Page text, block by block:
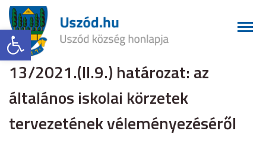
Eszköztár megnyitása
13/2021.(II.9.) határozat: az
általános iskolai körzetek
tervezetének véleményezéséről